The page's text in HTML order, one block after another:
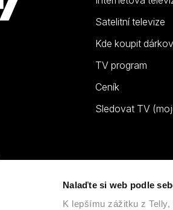
Nalaďte si web podle
K lepšímu zážitku z
Satelitní televize
Kde koupit
TV program
Ceník
Sledovat TV
, člen skupiny LAMA ENERGY